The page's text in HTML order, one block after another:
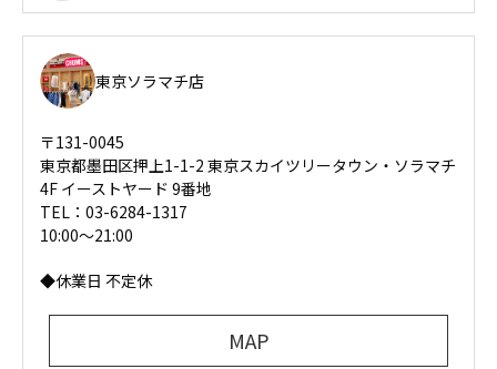
東京ソラマチ店
〒131-0045
東京都墨田区押上1-1-2 東京スカイツリータウン・ソラマチ
4F イーストヤード 9番地
TEL：03-6284-1317
10:00～21:00
◆休業日 不定休
MAP